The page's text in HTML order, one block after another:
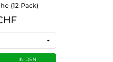
(12-Pack)
IN DEN